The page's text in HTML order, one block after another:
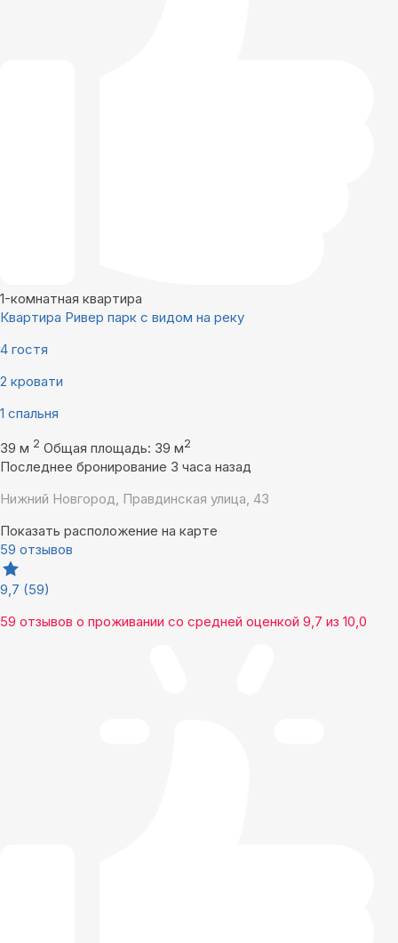
1-комнатная квартира
Квартира Ривер парк с видом на реку
4 гостя
2 кровати
1 спальня
39 м 2 Общая площадь: 39 м2
Последнее бронирование 3 часа назад
Нижний Новгород, Правдинская улица, 43
Показать расположение на карте
59 отзывов
9,7 (59)
59 отзывов о проживании со средней оценкой 9,7 из 10,0